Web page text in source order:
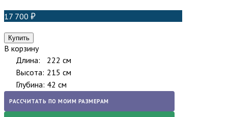
17 700
В корзину
Длина:
222 см
Высота: 215 см
Глубина: 42 см
РАССЧИТАТЬ ПО МОИМ РАЗМЕРАМ